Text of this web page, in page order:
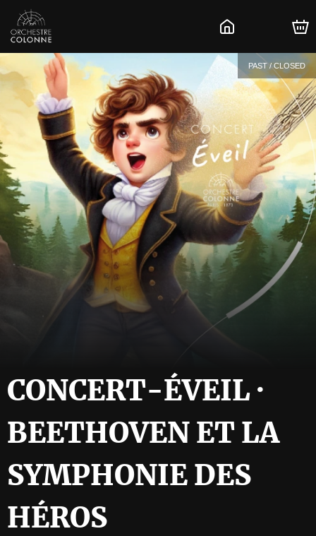
PAST / CLOSED
CONCERT-ÉVEIL ·
BEETHOVEN ET LA
SYMPHONIE DES
HÉROS